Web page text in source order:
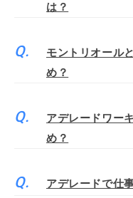
は？
モントリオール
め？
アデレードワー
め？
アデレードで仕